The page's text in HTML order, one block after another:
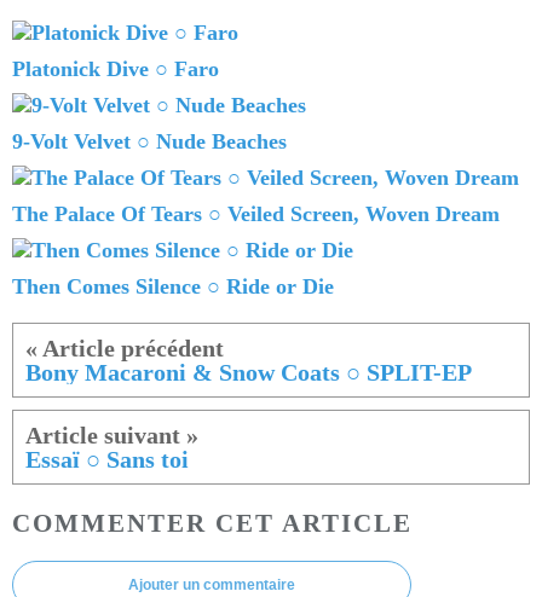
Platonick Dive ○ Faro
9-Volt Velvet ○ Nude Beaches
The Palace Of Tears ○ Veiled Screen, Woven Dream
Then Comes Silence ○ Ride or Die
Bony Macaroni & Snow Coats ○ SPLIT-EP
Essaï ○ Sans toi
COMMENTER CET ARTICLE
Ajouter un commentaire